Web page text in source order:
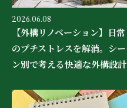
2026.06.08
【外構リノベーション】日常
のプチストレスを解消。シー
ン別で考える快適な外構設計